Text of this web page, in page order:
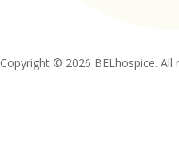
Copyright © 2026 BELhospice. All